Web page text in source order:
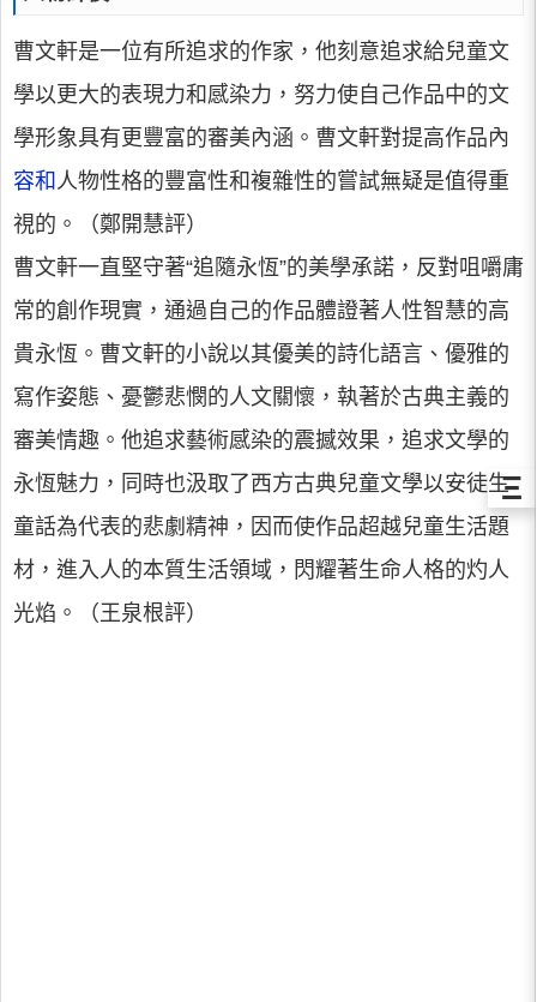
曹文軒是一位有所追求的作家，他刻意追求給兒童文
學以更大的表現力和感染力，努力使自己作品中的文
學形象具有更豐富的審美內涵。曹文軒對提高作品內
容和 人物性格的豐富性和複雜性的嘗試無疑是值得重
視的。（鄭開慧評）
曹文軒一直堅守著“追隨永恆”的美學承諾，反對咀嚼庸
常的創作現實，通過自己的作品體證著人性智慧的高
貴永恆。曹文軒的小說以其優美的詩化語言、優雅的
寫作姿態、憂鬱悲憫的人文關懷，執著於古典主義的
審美情趣。他追求藝術感染的震撼效果，追求文學的
永恆魅力，同時也汲取了西方古典兒童文學以安徒生
童話為代表的悲劇精神，因而使作品超越兒童生活題
材，進入人的本質生活領域，閃耀著生命人格的灼人
光焰。（王泉根評）
Ξ